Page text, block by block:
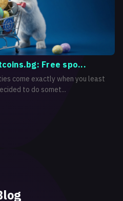
Free spo...
come exactly when you least
to do somet...